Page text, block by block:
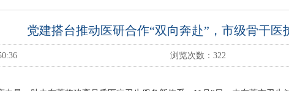
党建搭台推动医研合作“双向奔赴”，市级骨干医
浏览次数： 322